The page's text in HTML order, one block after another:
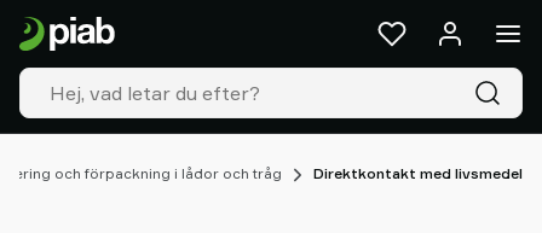
och förpackning i lådor och tråg Direktkontakt med livsmedel
Produkter
&
Lösningar
Industrier
Våra
Resources